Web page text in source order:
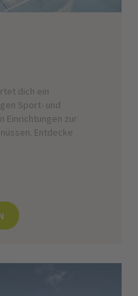
dich ein
Sport- und
Einrichtungen zur
Entdecke